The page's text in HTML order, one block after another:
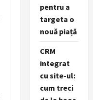
pentru a
targeta o
nouă piață
CRM
integrat
cu site-ul:
cum treci